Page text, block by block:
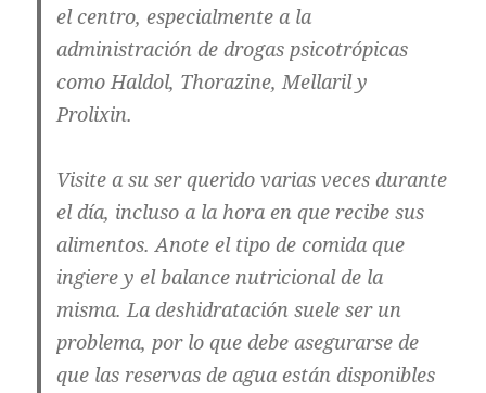
el centro, especialmente a la
administración de drogas psicotrópicas
como Haldol, Thorazine, Mellaril y
Prolixin.
Visite a su ser querido varias veces durante
el día, incluso a la hora en que recibe sus
alimentos. Anote el tipo de comida que
ingiere y el balance nutricional de la
misma. La deshidratación suele ser un
problema, por lo que debe asegurarse de
que las reservas de agua están disponibles